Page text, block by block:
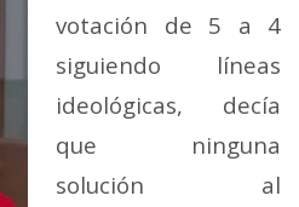
votación de 5 a 4
siguiendo líneas
ideológicas, decía
que ninguna
solución al